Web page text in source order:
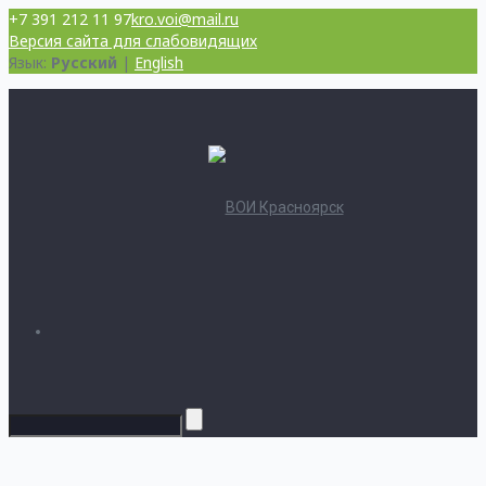
+7 391 212 11 97kro.voi@mail.ru
Версия сайта для слабовидящих
Язык: Русский | English